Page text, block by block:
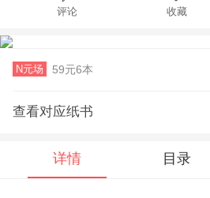
评论 收藏
N元场 59元6本
查看对应纸书
详情 目录